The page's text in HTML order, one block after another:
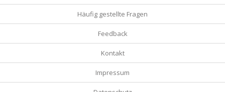
Häufig gestellte Fragen
Feedback
Kontakt
Impressum